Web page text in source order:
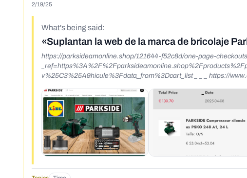
2/19/25
What's being said:
«Suplantan la web de la marca de bricolaje
https://parksideamonline.shop/121644-f52c8d/one-page-
v%25C3%25A9hicule%3Fdata_from%3Dcart_list _ _ _ https://